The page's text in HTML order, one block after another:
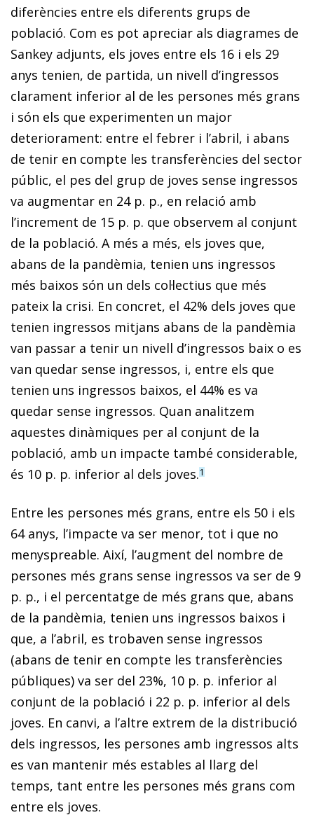
diferències entre els diferents grups de
població. Com es pot apreciar als diagrames de
Sankey adjunts, els joves entre els 16 i els 29
anys tenien, de partida, un nivell d’ingressos
clarament inferior al de les persones més grans
i són els que experimenten un major
deteriorament: entre el febrer i l’abril, i abans
de tenir en compte les transferències del sector
públic, el pes del grup de joves sense ingressos
va augmentar en 24 p. p., en relació amb
l’increment de 15 p. p. que observem al conjunt
de la població. A més a més, els joves que,
abans de la pandèmia, tenien uns ingressos
més baixos són un dels col·lectius que més
pateix la crisi. En concret, el 42% dels joves que
tenien ingressos mitjans abans de la pandèmia
van passar a tenir un nivell d’ingressos baix o es
van quedar sense ingressos, i, entre els que
tenien uns ingressos baixos, el 44% es va
quedar sense ingressos. Quan analitzem
aquestes dinàmiques per al conjunt de la
població, amb un impacte també considerable,
és 10 p. p. inferior al dels joves.1
Entre les persones més grans, entre els 50 i els
64 anys, l’impacte va ser menor, tot i que no
menyspreable. Així, l’augment del nombre de
persones més grans sense ingressos va ser de 9
p. p., i el percentatge de més grans que, abans
de la pandèmia, tenien uns ingressos baixos i
que, a l’abril, es trobaven sense ingressos
(abans de tenir en compte les transferències
públiques) va ser del 23%, 10 p. p. inferior al
conjunt de la població i 22 p. p. inferior al dels
joves. En canvi, a l’altre extrem de la distribució
dels ingressos, les persones amb ingressos alts
es van mantenir més estables al llarg del
temps, tant entre les persones més grans com
entre els joves.